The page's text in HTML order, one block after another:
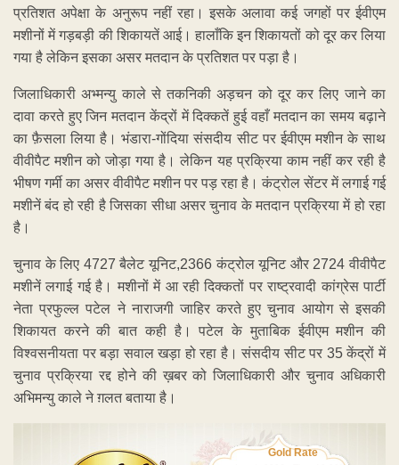
प्रतिशत अपेक्षा के अनुरूप नहीं रहा। इसके अलावा कई जगहों पर ईवीएम
मशीनों में गड़बड़ी की शिकायतें आई। हालाँकि इन शिकायतों को दूर कर लिया
गया है लेकिन इसका असर मतदान के प्रतिशत पर पड़ा है।
जिलाधिकारी अभ्मन्यु काले से तकनिकी अड़चन को दूर कर लिए जाने का
दावा करते हुए जिन मतदान केंद्रों में दिक्कतें हुई वहाँ मतदान का समय बढ़ाने
का फ़ैसला लिया है। भंडारा-गोंदिया संसदीय सीट पर ईवीएम मशीन के साथ
वीवीपैट मशीन को जोड़ा गया है। लेकिन यह प्रक्रिया काम नहीं कर रही है
भीषण गर्मी का असर वीवीपैट मशीन पर पड़ रहा है। कंट्रोल सेंटर में लगाई गई
मशीनें बंद हो रही है जिसका सीधा असर चुनाव के मतदान प्रक्रिया में हो रहा
है।
चुनाव के लिए 4727 बैलेट यूनिट,2366 कंट्रोल यूनिट और 2724 वीवीपैट
मशीनें लगाई गई है। मशीनों में आ रही दिक्कतों पर राष्ट्रवादी कांग्रेस पार्टी
नेता प्रफुल्ल पटेल ने नाराजगी जाहिर करते हुए चुनाव आयोग से इसकी
शिकायत करने की बात कही है। पटेल के मुताबिक ईवीएम मशीन की
विश्वसनीयता पर बड़ा सवाल खड़ा हो रहा है। संसदीय सीट पर 35 केंद्रों में
चुनाव प्रक्रिया रद्द होने की ख़बर को जिलाधिकारी और चुनाव अधिकारी
अभिमन्यु काले ने ग़लत बताया है।
Gold Rate